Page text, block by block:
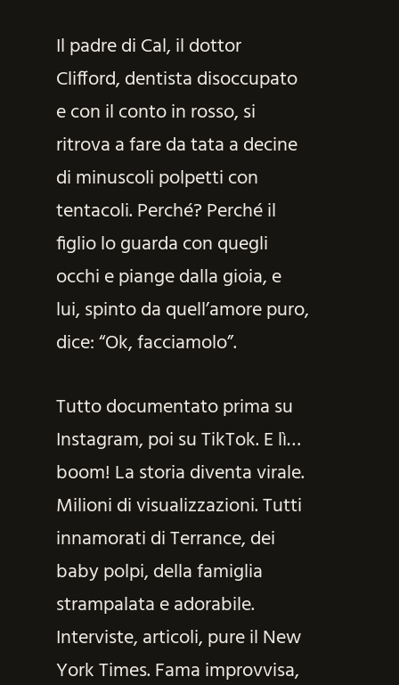
Il padre di Cal, il dottor
Clifford, dentista disoccupato
e con il conto in rosso, si
ritrova a fare da tata a decine
di minuscoli polpetti con
tentacoli. Perché? Perché il
figlio lo guarda con quegli
occhi e piange dalla gioia, e
lui, spinto da quell’amore puro,
dice: “Ok, facciamolo”.
Tutto documentato prima su
Instagram, poi su TikTok. E lì…
boom! La storia diventa virale.
Milioni di visualizzazioni. Tutti
innamorati di Terrance, dei
baby polpi, della famiglia
strampalata e adorabile.
Interviste, articoli, pure il New
York Times. Fama improvvisa,